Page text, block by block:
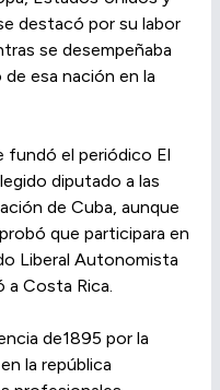
destacó por su labor
se desempeñaba
esa nación en la
fundó el periódico El
diputado a las
de Cuba, aunque
que participara en
Liberal Autonomista
a Costa Rica.
de1895 por la
la república